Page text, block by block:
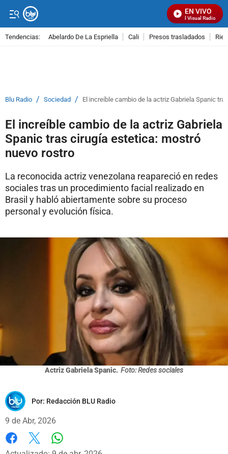
EN VIVO
Señal Visual Radio
Tendencias: Abelardo De La Espriella Cali Presos trasladados
Blu Radio / Sociedad / El increíble cambio de la actriz Gabriela Spanic
El increíble cambio de la actriz Gabriela
Spanic tras cirugía estetica: mostró
nuevo rostro
La reconocida actriz venezolana reapareció en redes
sociales tras un procedimiento facial realizado en
Brasil y habló abiertamente sobre su proceso
personal y evolución física.
Actriz Gabriela Spanic. Foto: Redes sociales
Por: Redacción BLU Radio
9 de Abr, 2026
Facebook
X